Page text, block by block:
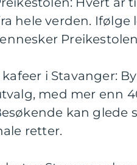
hele verden.
i Stavanger:
med mer enn
kan glede
retter.